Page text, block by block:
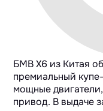
БМВ X6 из Китая
премиальный
мощные
привод. В выдаче